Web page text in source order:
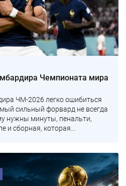
Чемпионата мира
ЧМ-2026 легко ошибиться
сильный форвард не всегда
нужны минуты, пенальти,
и сборная, которая...